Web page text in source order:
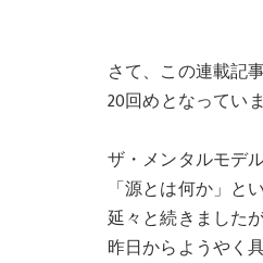
さて、この連載記
20回めとなっていま
ザ・メンタルモデ
「源とは何か」と
延々と続きましたが
昨日からようやく